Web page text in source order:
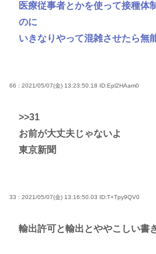
医療従事者とかを使って接種体
のに
いきなりやって混雑させたら無
66 : 2021/05/07(金) 13:23:50.18 ID:Epl2HAam0
>>31
お前が大丈夫じゃないよ
東京新聞
33 : 2021/05/07(金) 13:16:50.03 ID:T+Tpy9QV0
輸出許可と輸出とややこしい書